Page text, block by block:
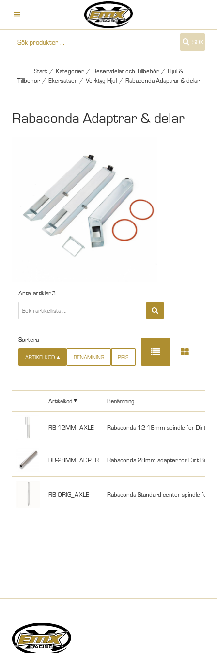
SÖK
Start / Kategorier / Reservdelar och Tillbehör / Hjul &
Tillbehör / Ekersatser / Verktyg Hjul / Rabaconda Adaptrar & delar
Rabaconda Adaptrar & delar
Antal artiklar3
Sortera
ARTIKELKOD BENÄMNING PRIS
Artikelkod Benämning
RB-12MM_AXLE Rabaconda 12-18mm spindle for Dirt
RB-28MM_ADPTR Rabaconda 28mm adapter for Dirt Bike
RB-ORIG_AXLE Rabaconda Standard center spindle for